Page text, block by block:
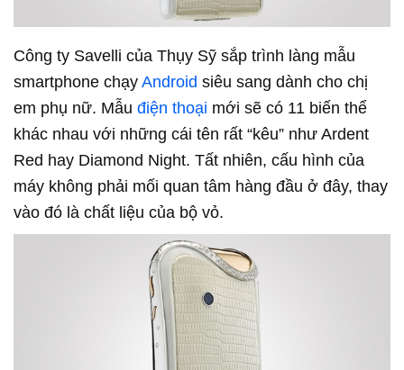
Công ty Savelli của Thụy Sỹ sắp trình làng mẫu
smartphone chạy Android siêu sang dành cho chị
em phụ nữ. Mẫu điện thoại mới sẽ có 11 biến thể
khác nhau với những cái tên rất “kêu” như Ardent
Red hay Diamond Night. Tất nhiên, cấu hình của
máy không phải mối quan tâm hàng đầu ở đây, thay
vào đó là chất liệu của bộ vỏ.